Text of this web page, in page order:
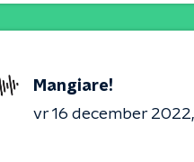
Mangiare!
vr 16 december 2022